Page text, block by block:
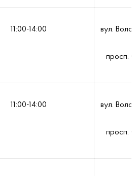
11:00-14:00
вул.
просп.
11:00-14:00
вул.
просп.